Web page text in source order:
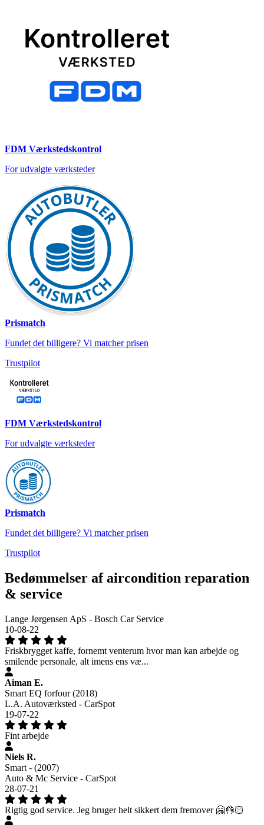
FDM Værkstedskontrol
For udvalgte værksteder
Prismatch
Fundet det billigere? Vi matcher prisen
Trustpilot
FDM Værkstedskontrol
For udvalgte værksteder
Prismatch
Fundet det billigere? Vi matcher prisen
Trustpilot
Bedømmelser af aircondition reparation
& service
Lange Jørgensen ApS - Bosch Car Service
10-08-22
Friskbrygget kaffe, fornemt venterum hvor man kan arbejde og
smilende personale, alt imens ens væ...
Aiman E.
Smart EQ forfour (2018)
L.A. Autoværksted - CarSpot
19-07-22
Fint arbejde
Niels R.
Smart - (2007)
Auto & Mc Service - CarSpot
28-07-21
Rigtig god service. Jeg bruger helt sikkert dem fremover 🤗👌🏻